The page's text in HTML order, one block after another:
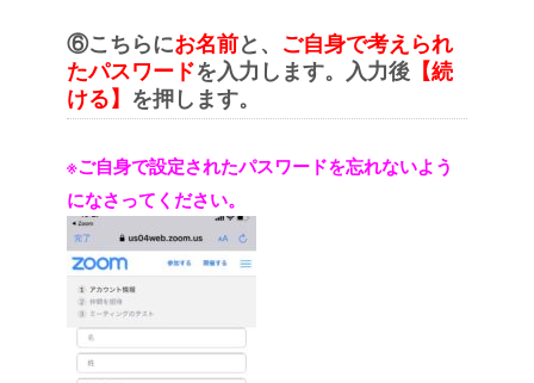
⑥こちらにお名前と、 ご自身で考えられ
たパスワードを入力します。入力後 【続
ける】 を押します。
※ご自身で設定されたパスワードを忘れないよう
になさってください。